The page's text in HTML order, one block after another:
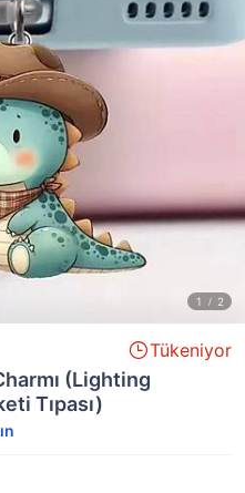
Tükeniyor
(Lighting
Tıpası)